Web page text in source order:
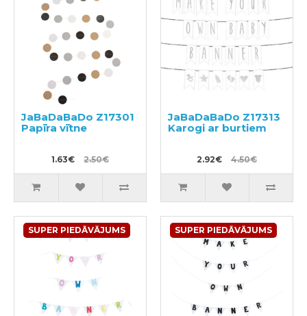
JaBaDaBaDo Z17301
Papīra vītne
1.63€ 2.50€
JaBaDaBaDo Z17313
Karogi ar burtiem
2.92€ 4.50€
SUPER PIEDĀVĀJUMS SUPER PIEDĀVĀJUMS